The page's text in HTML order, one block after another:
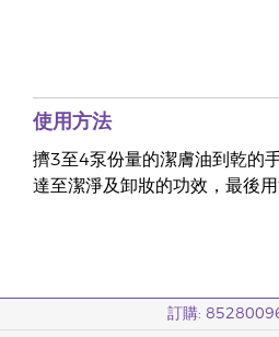
使用方法
擠3至4泵份量的潔膚油到乾的
達至潔淨及卸妝的功效，最後用
訂購: